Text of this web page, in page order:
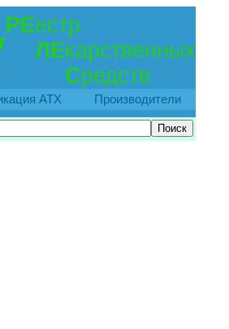
РЕестр
ЛЕкарственных
Средств
АТХ Производители